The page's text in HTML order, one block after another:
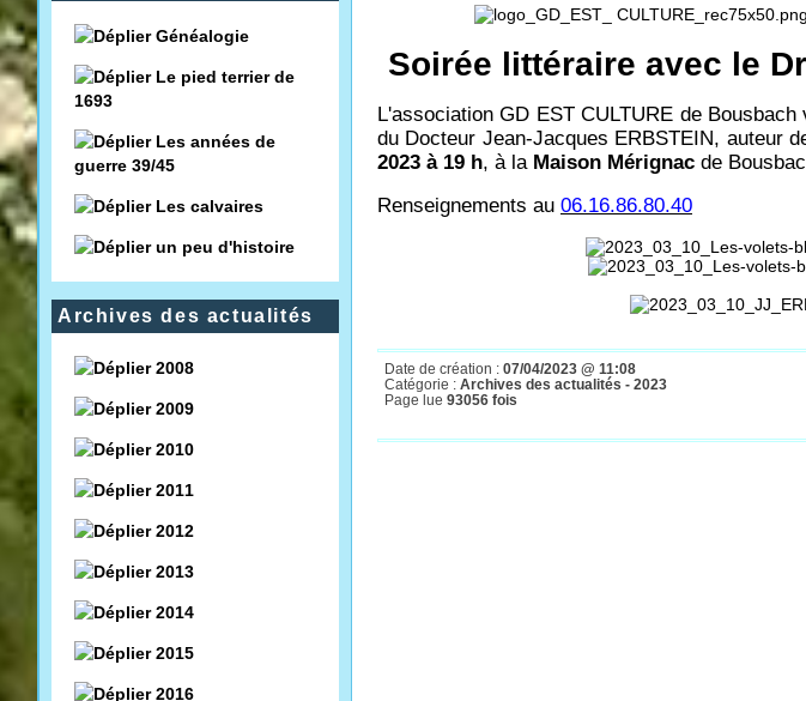
Généalogie
Le pied terrier de
1693
Les années de
guerre 39/45
Les calvaires
un peu d'histoire
Archives des actualités
2008
2009
2010
2011
2012
2013
2014
2015
2016
Soirée littéraire avec le
L'association GD EST CULTURE de
du Docteur Jean-Jacques ERBSTEIN, auteur
2023 à 19 h, à la Maison Mérignac de
Renseignements au 06.16.86.80.40
Date de création : 07/04/2023 @ 11:08
Catégorie : Archives des actualités - 2023
Page lue 93056 fois